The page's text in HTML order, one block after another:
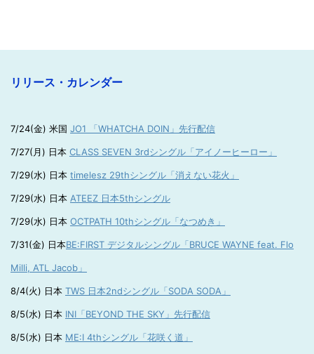
リリース・カレンダー
7/24(金) 米国 JO1 「WHATCHA DOIN」先行配信
7/27(月) 日本 CLASS SEVEN 3rdシングル「アイノーヒーロー」
7/29(水) 日本 timelesz 29thシングル「消えない花火」
7/29(水) 日本 ATEEZ 日本5thシングル
7/29(水) 日本 OCTPATH 10thシングル「なつめき」
7/31(金) 日本BE:FIRST デジタルシングル「BRUCE WAYNE feat. Flo
Milli, ATL Jacob」
8/4(火) 日本 TWS 日本2ndシングル「SODA SODA」
8/5(水) 日本 INI「BEYOND THE SKY」先行配信
8/5(水) 日本 ME:I 4thシングル「花咲く道」